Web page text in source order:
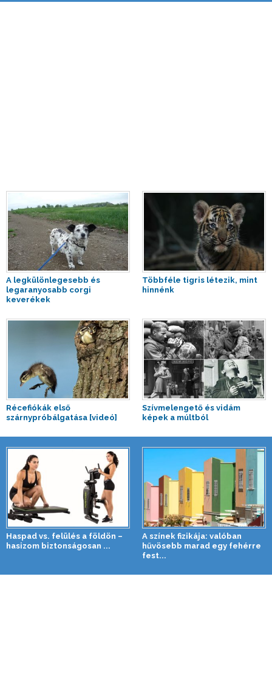
A legkülönlegesebb és
legaranyosabb corgi
keverékek
Többféle tigris létezik, mint
hinnénk
Récefiókák első
szárnypróbálgatása [videó]
Szívmelengető és vidám
képek a múltból
Haspad vs. felülés a földön –
hasizom biztonságosan ...
A színek fizikája: valóban
hűvösebb marad egy fehérre
fest...